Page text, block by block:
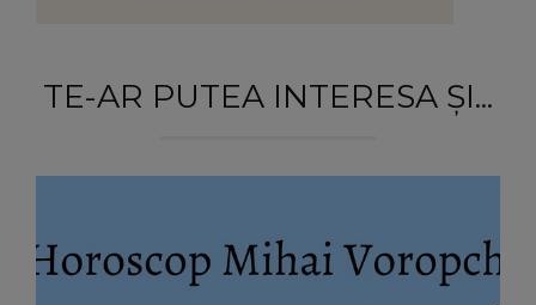
TE-AR PUTEA INTERESA ȘI...